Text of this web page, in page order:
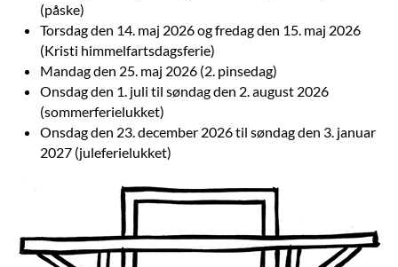
(påske)
Torsdag den 14. maj 2026 og fredag den 15. maj 2026
(Kristi himmelfartsdagsferie)
Mandag den 25. maj 2026 (2. pinsedag)
Onsdag den 1. juli til søndag den 2. august 2026
(sommerferielukket)
Onsdag den 23. december 2026 til søndag den 3. januar
2027 (juleferielukket)